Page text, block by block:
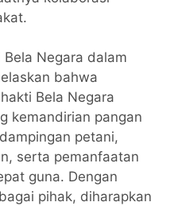
Negara dalam
bahwa
Bela Negara
kemandirian pangan
petani,
serta pemanfaatan
guna. Dengan
pihak, diharapkan